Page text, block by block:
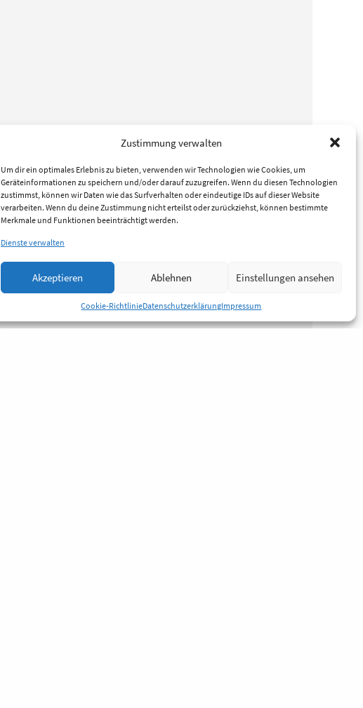
Zustimmung verwalten
Um dir ein optimales Erlebnis zu bieten, verwenden wir Technologien wie Cookies, um
Geräteinformationen zu speichern und/oder darauf zuzugreifen. Wenn du diesen Technologien
zustimmst, können wir Daten wie das Surfverhalten oder eindeutige IDs auf dieser Website
verarbeiten. Wenn du deine Zustimmung nicht erteilst oder zurückziehst, können bestimmte
Merkmale und Funktionen beeinträchtigt werden.
Dienste verwalten
Akzeptieren Ablehnen Einstellungen ansehen
Cookie-RichtlinieDatenschutzerklärungImpressum